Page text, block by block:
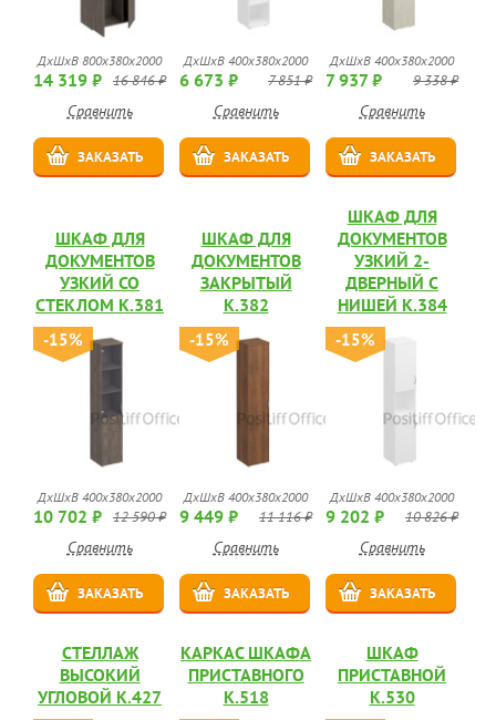
ДхШхВ 800x380x2000
14 319 ₽ 16 846 ₽
Сравнить
ЗАКАЗАТЬ
ДхШхВ 400x380x2000
6 673 ₽ 7 851 ₽
Сравнить
ЗАКАЗАТЬ
ДхШхВ 400x380x2000
7 937 ₽ 9 338 ₽
Сравнить
ЗАКАЗАТЬ
ШКАФ ДЛЯ
ДОКУМЕНТОВ
УЗКИЙ СО
СТЕКЛОМ К.381
-15%
ДхШхВ 400x380x2000
10 702 ₽ 12 590 ₽
Сравнить
ЗАКАЗАТЬ
ШКАФ ДЛЯ
ДОКУМЕНТОВ
ЗАКРЫТЫЙ
К.382
-15%
ДхШхВ 400x380x2000
9 449 ₽ 11 116 ₽
Сравнить
ЗАКАЗАТЬ
ШКАФ ДЛЯ
ДОКУМЕНТОВ
УЗКИЙ 2-
ДВЕРНЫЙ С
НИШЕЙ К.384
-15%
ДхШхВ 400x380x2000
9 202 ₽ 10 826 ₽
Сравнить
ЗАКАЗАТЬ
СТЕЛЛАЖ
ВЫСОКИЙ
УГЛОВОЙ К.427
КАРКАС ШКАФА
ПРИСТАВНОГО
К.518
ШКАФ
ПРИСТАВНОЙ
К.530